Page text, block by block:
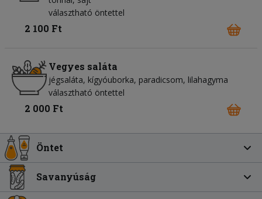
választható öntettel
2 100 Ft
Vegyes saláta
jégsaláta kígyóuborka paradicsom lilahagyma
választható öntettel
2 000 Ft
Öntet
Savanyúság